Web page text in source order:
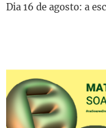
Dia 16 de agosto: a